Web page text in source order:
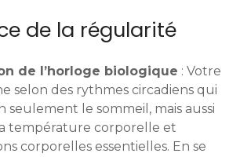
de la régularité
de l’horloge biologique : Votre
selon des rythmes circadiens qui
le sommeil, mais aussi
température corporelle et
corporelles essentielles. En se